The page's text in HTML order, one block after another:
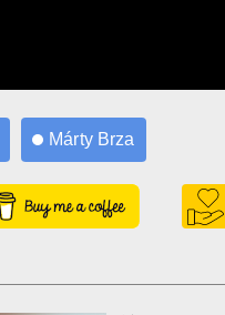
Márty Brza
Buy Me a Coffee